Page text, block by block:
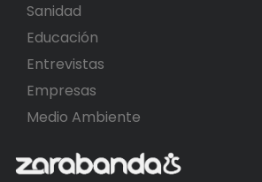
Sanidad
Educación
Entrevistas
Empresas
Medio Ambiente